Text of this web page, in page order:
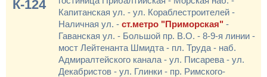
К-124
Капитанская ул. - ул. Кораблестроителей -
Наличная ул. - ст.метро "Приморская" -
Гаванская ул. - Большой пр. В.О. - 8-9-я линии -
мост Лейтенанта Шмидта - пл. Труда - наб.
Адмиралтейского канала - ул. Писарева - ул.
Декабристов - ул. Глинки - пр. Римского-